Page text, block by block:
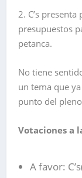
2. C’s
presupuestos
petanca.
No tiene
un tema que
punto del
Votaciones a
A favor: